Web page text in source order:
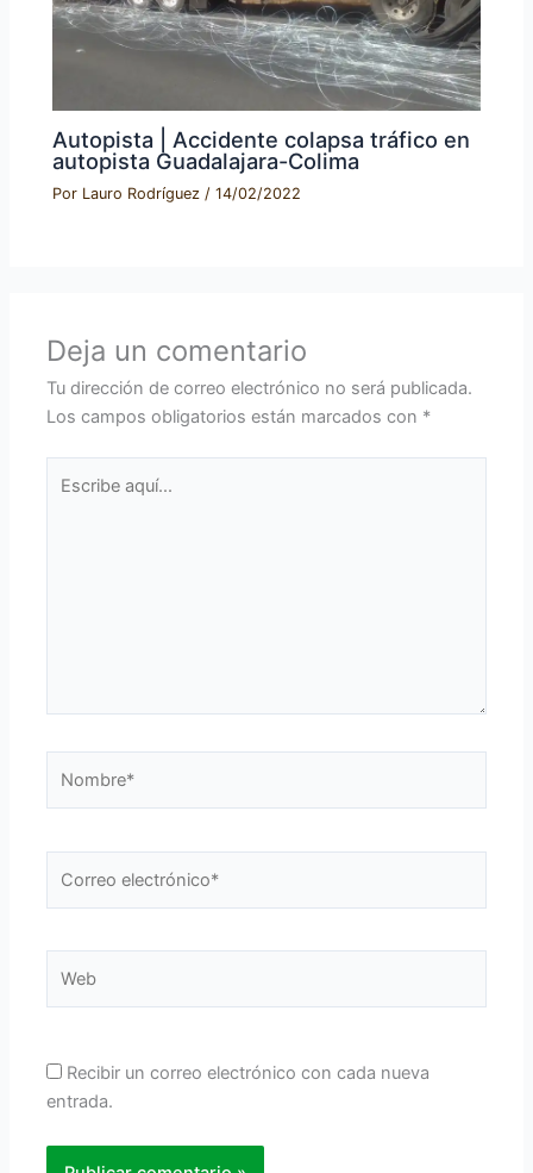
Autopista | Accidente colapsa tráfico en
autopista Guadalajara-Colima
Por Lauro Rodríguez /14/02/2022
Deja un comentario
Tu dirección de correo electrónico no será publicada.
Los campos obligatorios están marcados con *
aquí...
electrónico*
Recibir un correo electrónico con cada nueva
entrada.